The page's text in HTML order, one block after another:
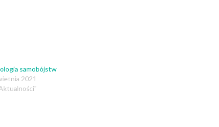
samobójstw
2021